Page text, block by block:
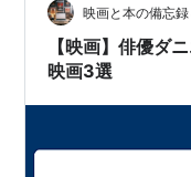
この商品を含むブロ
映画と本の備忘
【映画】俳優ダ
映画3選